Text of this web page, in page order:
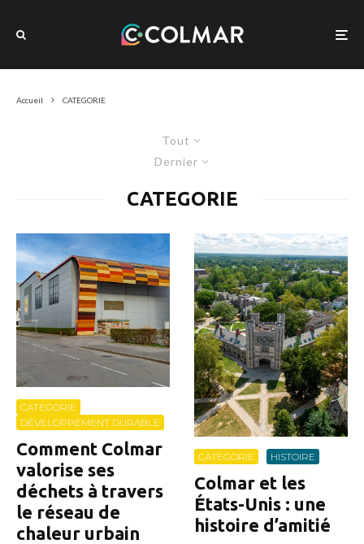
Accueil CATEGORIE
Tout
Dernier
CATEGORIE
CATEGORIE
DÉVELOPPEMENT DURABLE
Comment Colmar
valorise ses
déchets à travers
le réseau de
chaleur urbain
CATEGORIE HISTOIRE
Colmar et les
États-Unis : une
histoire d’amitié